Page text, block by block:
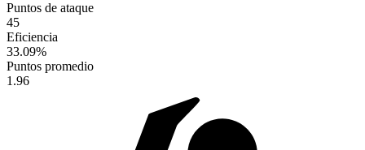
Puntos de ataque
45
Eficiencia
33.09%
Puntos promedio
1.96